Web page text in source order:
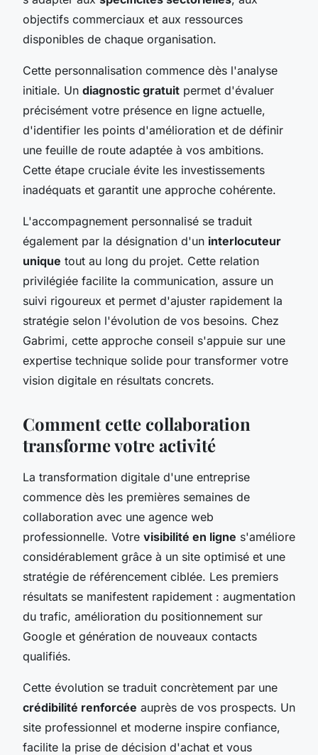
objectifs commerciaux et aux ressources
disponibles de chaque organisation.
Cette personnalisation commence dès l'analyse
initiale. Un diagnostic gratuit permet d'évaluer
précisément votre présence en ligne actuelle,
d'identifier les points d'amélioration et de définir
une feuille de route adaptée à vos ambitions.
Cette étape cruciale évite les investissements
inadéquats et garantit une approche cohérente.
L'accompagnement personnalisé se traduit
également par la désignation d'un interlocuteur
unique tout au long du projet. Cette relation
privilégiée facilite la communication, assure un
suivi rigoureux et permet d'ajuster rapidement la
stratégie selon l'évolution de vos besoins. Chez
Gabrimi, cette approche conseil s'appuie sur une
expertise technique solide pour transformer votre
vision digitale en résultats concrets.
Comment cette collaboration
transforme votre activité
La transformation digitale d'une entreprise
commence dès les premières semaines de
collaboration avec une agence web
professionnelle. Votre visibilité en ligne s'améliore
considérablement grâce à un site optimisé et une
stratégie de référencement ciblée. Les premiers
résultats se manifestent rapidement : augmentation
du trafic, amélioration du positionnement sur
Google et génération de nouveaux contacts
qualifiés.
Cette évolution se traduit concrètement par une
crédibilité renforcée auprès de vos prospects. Un
site professionnel et moderne inspire confiance,
facilite la prise de décision d'achat et vous